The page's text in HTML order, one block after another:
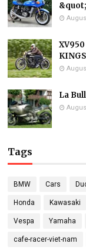
XV950
La
Tags
BMW Cars
Honda Kawasaki
Vespa Yamaha
cafe-racer-viet-nam